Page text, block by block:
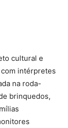
cultural e
intérpretes
na roda-
brinquedos,